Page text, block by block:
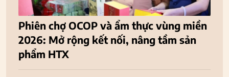
Phiên chợ OCOP và ẩm thực vùng miền
2026: Mở rộng kết nối, nâng tầm sản
phẩm HTX